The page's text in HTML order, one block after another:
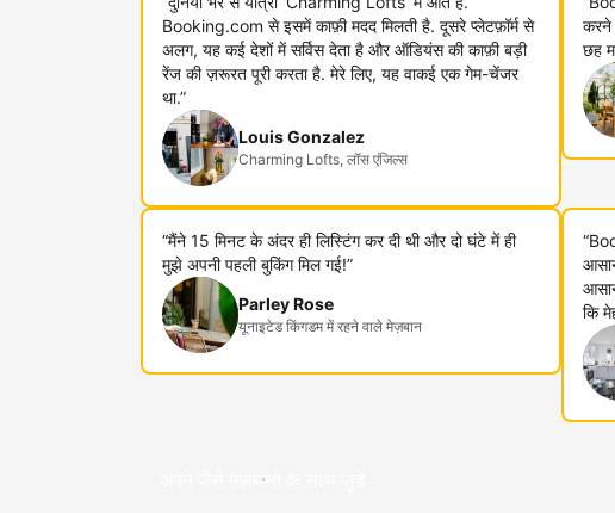
Booking.com से इसमें काफ़ी मदद मिलती है. दूसरे प्लेटफ़ॉर्म से
अलग, यह कई देशों में सर्विस देता है और ऑडियंस की काफ़ी बड़ी
रेंज की ज़रूरत पूरी करता है. मेरे लिए, यह वाकई एक गेम-चेंजर
था.”
Louis Gonzalez
Charming Lofts, लॉस एंजिल्स
करने
छह
“मैंने 15 मिनट के अंदर ही लिस्टिंग कर दी थी और दो घंटे में ही
मुझे अपनी पहली बुकिंग मिल गई!”
Parley Rose
यूनाइटेड किंगडम में रहने वाले मेज़बान
कि
अपने जैसे मेज़बानों के साथ जुड़ें